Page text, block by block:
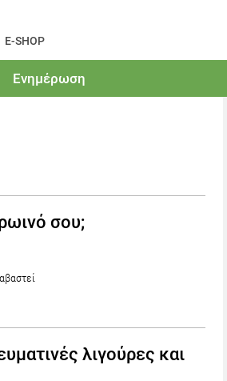
E-SHOP
Ενημέρωση
σου;
λιγούρες και